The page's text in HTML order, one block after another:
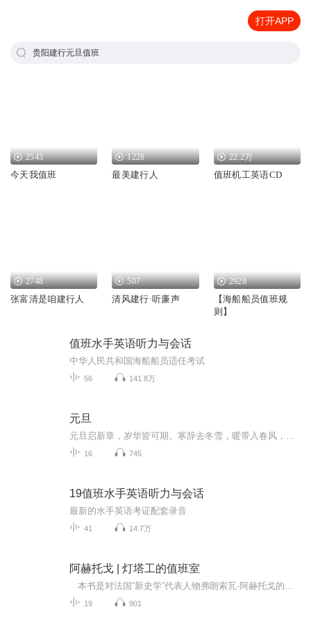
打开APP
贵阳建行元旦值班
2543
今天我值班
1228
最美建行人
22.2万
值班机工英语CD
2748
张富清是咱建行人
507
清风建行·听廉声
2928
【海船船员值班规
则】
值班水手英语听力与会话
中华人民共和国海船船员适任考试
56 141.8万
元旦
16 745
19值班水手英语听力与会话
最新的水手英语考证配套录音
41 14.7万
阿赫托戈 | 灯塔工的值班室
19 901